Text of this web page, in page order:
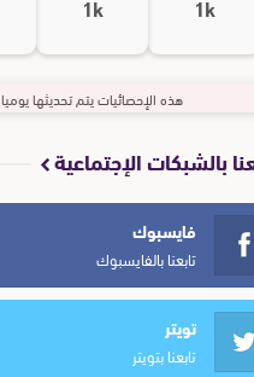
هذه الإحصائيات يتم تحديثها يوميا
بالشبكات الإجتماعية
فايسبوك
تابعنا بالفايسبوك
تويتر
تابعنا بتويتر